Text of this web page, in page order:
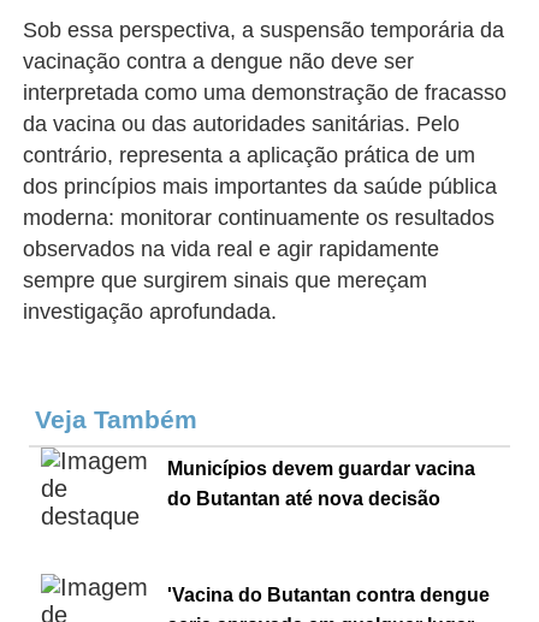
Sob essa perspectiva, a suspensão temporária da
vacinação contra a dengue não deve ser
interpretada como uma demonstração de fracasso
da vacina ou das autoridades sanitárias. Pelo
contrário, representa a aplicação prática de um
dos princípios mais importantes da saúde pública
moderna: monitorar continuamente os resultados
observados na vida real e agir rapidamente
sempre que surgirem sinais que mereçam
investigação aprofundada.
Veja Também
Municípios devem guardar vacina
do Butantan até nova decisão
'Vacina do Butantan contra dengue